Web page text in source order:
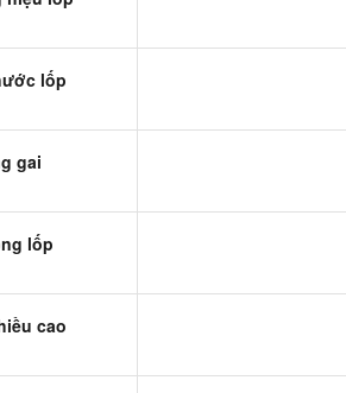
lốp
gai
lốp
cao